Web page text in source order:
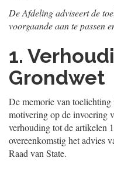
De Afdeling adviseert de
voorgaande aan te passen
1.
Grondwet
De memorie van toelichting
motivering op de invoering
verhouding tot de artikelen
overeenkomstig het advies
Raad van State.